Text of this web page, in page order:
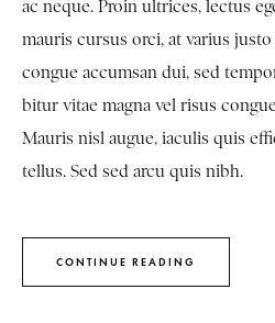
ac neque. Proin ultrices, lectus
mauris cursus orci, at varius
congue accumsan dui, sed
bitur vitae magna vel risus
Mauris nisl augue, iaculis quis
tellus. Sed sed arcu quis nibh.
CONTINUE READING